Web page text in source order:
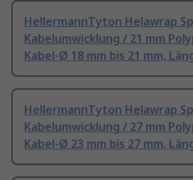
HellermannTyton Helawrap
Kabelumwicklung / 21 mm
Kabel-Ø 18 mm bis 21 mm,
HellermannTyton Helawrap
Kabelumwicklung / 27 mm
Kabel-Ø 23 mm bis 27 mm,